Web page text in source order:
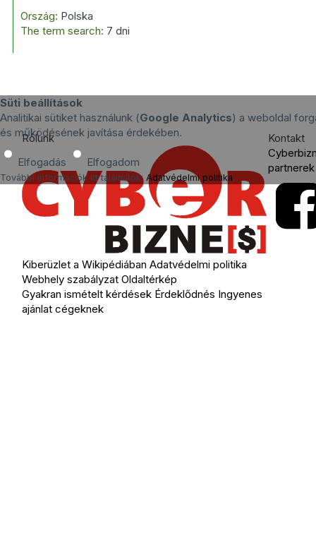
Ország: Polska
The term search: 7 dni
Süti beállítások
Analitikai sütiket használunk (Google Analytics) a weboldal
és működésének javítása érdekében.
Elfogadás Elfogadom
További információk itt találhatók: Adatvédelmi politika.
Rólunk
Kiberüzlet a Wikipédiában Adatvédelmi politika
Webhely szabályzat Oldaltérkép
Gyakran ismételt kérdések Érdeklődnés Ingyenes
ajánlat cégeknek
Kontakt
partnerek